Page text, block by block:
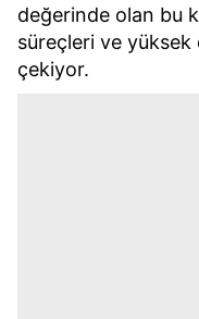
değerinde olan bu
süreçleri ve
çekiyor.